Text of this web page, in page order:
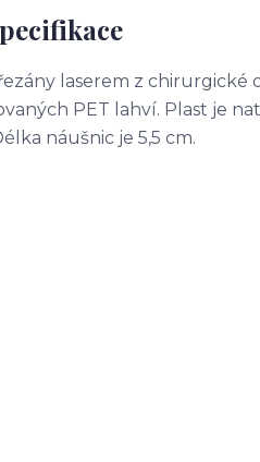
laserem z
PET lahví. Plast je
náušnic je 5,5 cm.